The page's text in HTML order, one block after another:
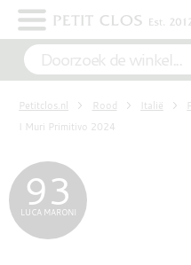
WIT
ROSÉ
ROOD
Petitclos.nl Rood Italië
I Muri Primitivo 2024
93
LUCA MARONI